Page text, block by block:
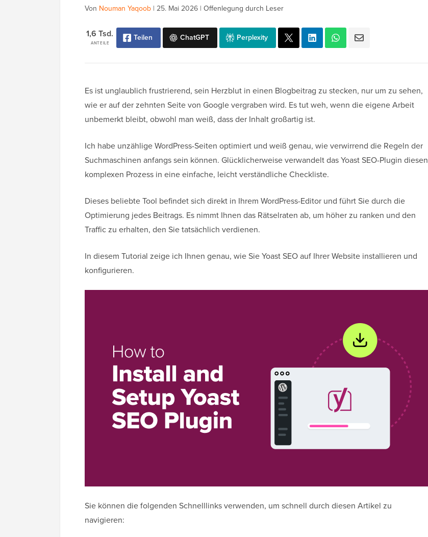
Von Nouman Yaqoob | 25. Mai 2026 | Offenlegung durch Leser
ANTEILE
1,6 Tsd. Teilen ChatGPT Perplexity
Es ist unglaublich frustrierend, sein Herzblut in einen Blogbeitrag zu stecken, nur um zu sehen,
wie er auf der zehnten Seite von Google vergraben wird. Es tut weh, wenn die eigene Arbeit
unbemerkt bleibt, obwohl man weiß, dass der Inhalt großartig ist.
Ich habe unzählige WordPress-Seiten optimiert und weiß genau, wie verwirrend die Regeln der
Suchmaschinen anfangs sein können. Glücklicherweise verwandelt das Yoast SEO-Plugin diesen
komplexen Prozess in eine einfache, leicht verständliche Checkliste.
Dieses beliebte Tool befindet sich direkt in Ihrem WordPress-Editor und führt Sie durch die
Optimierung jedes Beitrags. Es nimmt Ihnen das Rätselraten ab, um höher zu ranken und den
Traffic zu erhalten, den Sie tatsächlich verdienen.
In diesem Tutorial zeige ich Ihnen genau, wie Sie Yoast SEO auf Ihrer Website installieren und
konfigurieren.
Sie können die folgenden Schnelllinks verwenden, um schnell durch diesen Artikel zu
navigieren: